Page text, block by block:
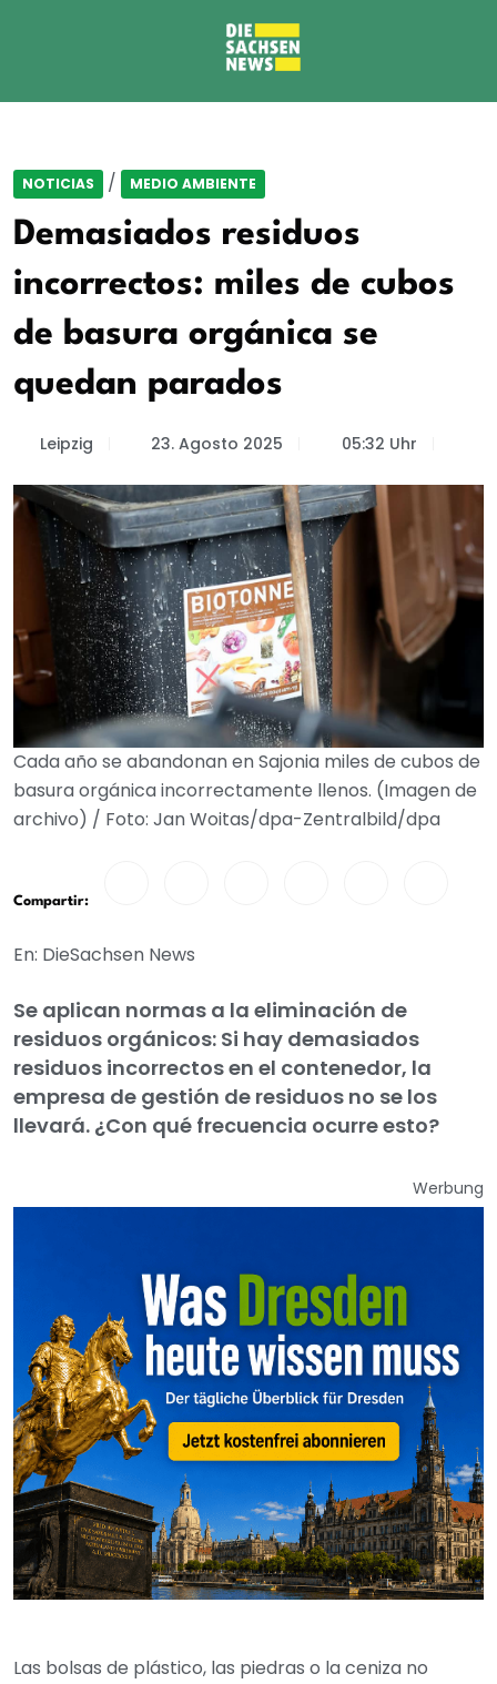
NOTICIAS / MEDIO AMBIENTE
Demasiados residuos
incorrectos: miles de cubos
de basura orgánica se
quedan parados
Leipzig 23. Agosto 2025 05:32 Uhr
Cada año se abandonan en Sajonia miles de cubos de
basura orgánica incorrectamente llenos. (Imagen de
archivo) / Foto: Jan Woitas/dpa-Zentralbild/dpa
Compartir:
En: DieSachsen News
Se aplican normas a la eliminación de
residuos orgánicos: Si hay demasiados
residuos incorrectos en el contenedor, la
empresa de gestión de residuos no se los
llevará. ¿Con qué frecuencia ocurre esto?
Werbung
Las bolsas de plástico, las piedras o la ceniza no